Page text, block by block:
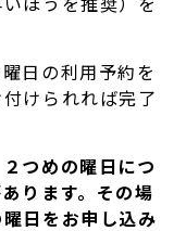
日の利用予約を
けられれば完了
つめの曜日につ
ります。その場
日をお申し込み